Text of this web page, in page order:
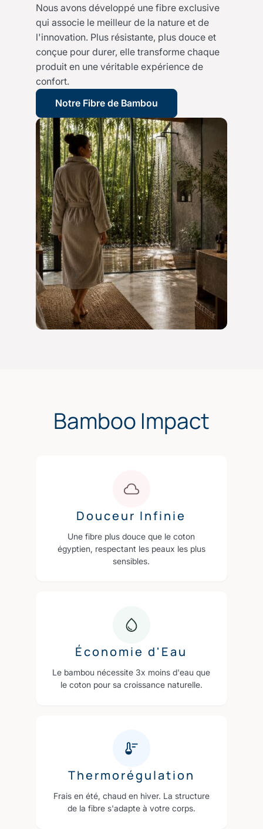
Nous avons développé une fibre exclusive
qui associe le meilleur de la nature et de
l'innovation. Plus résistante, plus douce et
conçue pour durer, elle transforme chaque
produit en une véritable expérience de
confort.
Notre Fibre de Bambou
Bamboo Impact
Douceur Infinie
Une fibre plus douce que le coton
égyptien, respectant les peaux les plus
sensibles.
Économie d'Eau
Le bambou nécessite 3x moins d'eau que
le coton pour sa croissance naturelle.
Thermorégulation
Frais en été, chaud en hiver. La structure
de la fibre s'adapte à votre corps.